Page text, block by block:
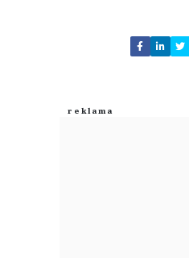
Nie znaleziono
Zostaw swoje